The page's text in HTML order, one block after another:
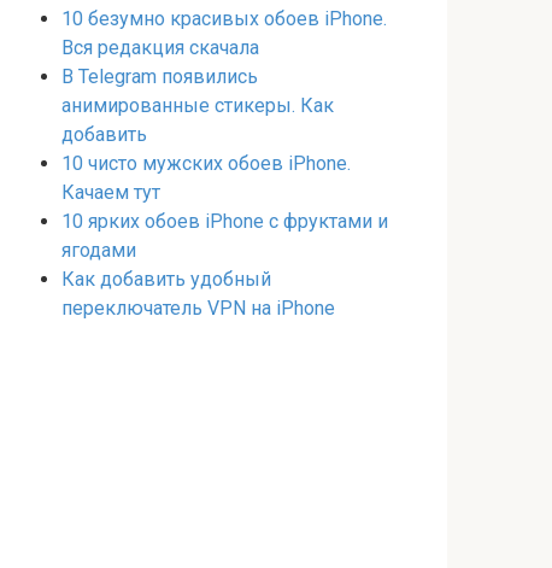
10 безумно красивых обоев iPhone.
Вся редакция скачала
В Telegram появились
анимированные стикеры. Как
добавить
10 чисто мужских обоев iPhone.
Качаем тут
10 ярких обоев iPhone с фруктами и
ягодами
Как добавить удобный
переключатель VPN на iPhone